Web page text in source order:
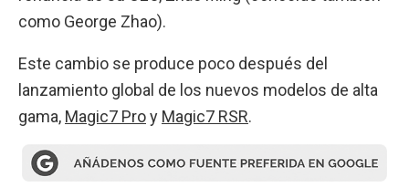
como George Zhao).
Este cambio se produce poco después del
lanzamiento global de los nuevos modelos de alta
gama, Magic7 Proy Magic7 RSR.